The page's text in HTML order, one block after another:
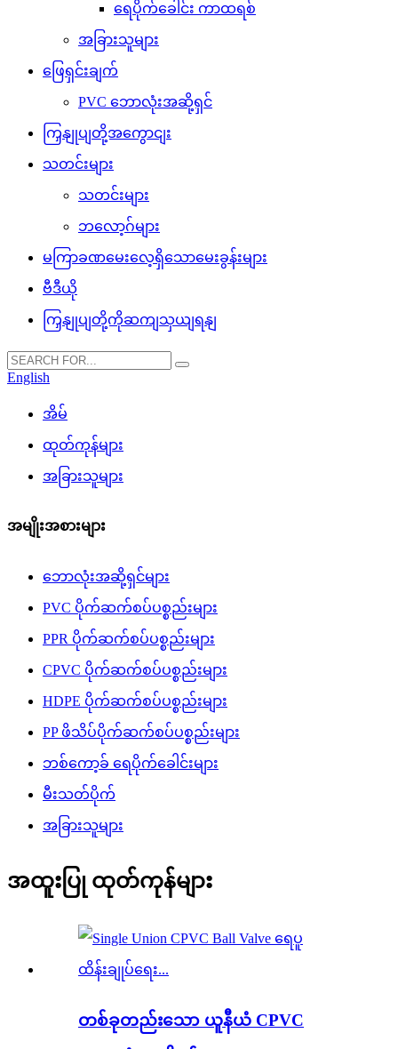
ရေပိုက်ခေါင်း ကာထရစ်
အခြားသူများ
ဖြေရှင်းချက်
PVC ဘောလုံးအဆို့ရှင်
ကြှနျုပျတို့အကွောငျး
သတင်းများ
သတင်းများ
ဘလော့ဂ်များ
မကြာခဏမေးလေ့ရှိသောမေးခွန်းများ
ဗီဒီယို
ကြှနျုပျတို့ကိုဆကျသှယျရနျ
English
အိမ်
ထုတ်ကုန်များ
အခြားသူများ
အမျိုးအစားများ
ဘောလုံးအဆို့ရှင်များ
PVC ပိုက်ဆက်စပ်ပစ္စည်းများ
PPR ပိုက်ဆက်စပ်ပစ္စည်းများ
CPVC ပိုက်ဆက်စပ်ပစ္စည်းများ
HDPE ပိုက်ဆက်စပ်ပစ္စည်းများ
PP ဖိသိပ်ပိုက်ဆက်စပ်ပစ္စည်းများ
ဘစ်ကော့ခ် ရေပိုက်ခေါင်းများ
မီးသတ်ပိုက်
အခြားသူများ
အထူးပြု ထုတ်ကုန်များ
တစ်ခုတည်းသော ယူနီယံ CPVC